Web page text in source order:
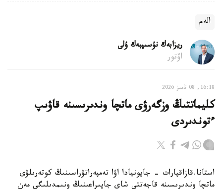
الەم
ريزابەك نۇسىپبەك ۇلى
اۆتور
16:18, 08 تامىز 2026
كليماتتىڭ وزگەرۋى ماتچا وندىرىسىنە قاۋىپ
ءتوندىردى
استانا.قازاقپارات - جاپونيادا اۋا تەمپەراتۋراسىنىڭ كوتەرىلۋى
ماتچا وندىرىسىنە قاجەتتى شاي جاپىراعىنىڭ ونىمدىلىگى مەن